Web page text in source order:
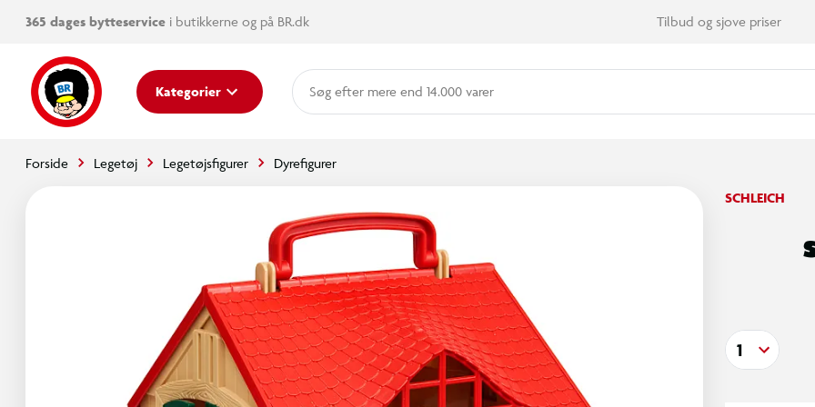
365 dages bytteservice i butikkerne og på BR.dk Tilbud og sjove priser
Kategorier mere end 14.000 varer
Forside Legetøj Legetøjsfigurer Dyrefigurer
SCHLEICH
1